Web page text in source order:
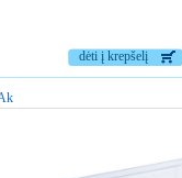
dėti į krepšelį